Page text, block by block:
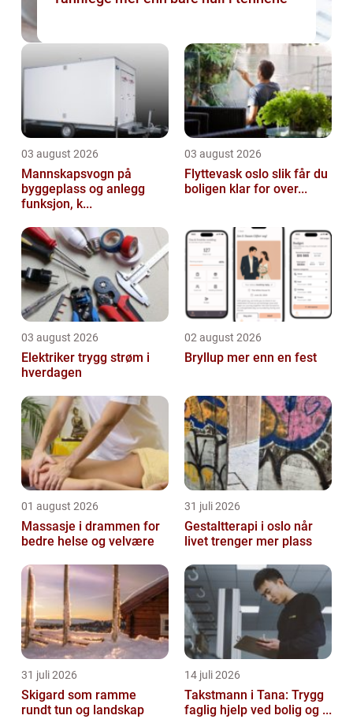
03 august 2026
Mannskapsvogn på
byggeplass og anlegg
funksjon, k...
03 august 2026
Flyttevask oslo slik får du
boligen klar for over...
03 august 2026
Elektriker trygg strøm i
hverdagen
02 august 2026
Bryllup mer enn en fest
01 august 2026
Massasje i drammen for
bedre helse og velvære
31 juli 2026
Gestaltterapi i oslo når
livet trenger mer plass
31 juli 2026
Skigard som ramme
rundt tun og landskap
14 juli 2026
Takstmann i Tana: Trygg
faglig hjelp ved bolig og ...